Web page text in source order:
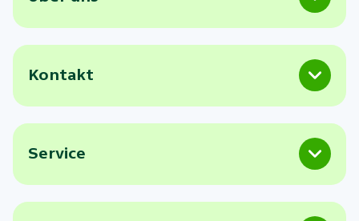
Kontakt
Service